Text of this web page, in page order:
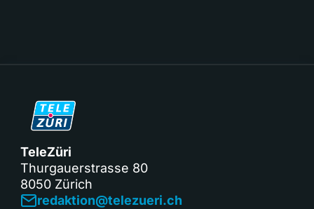
TeleZüri
Thurgauerstrasse 80
8050 Zürich
redaktion@telezueri.ch